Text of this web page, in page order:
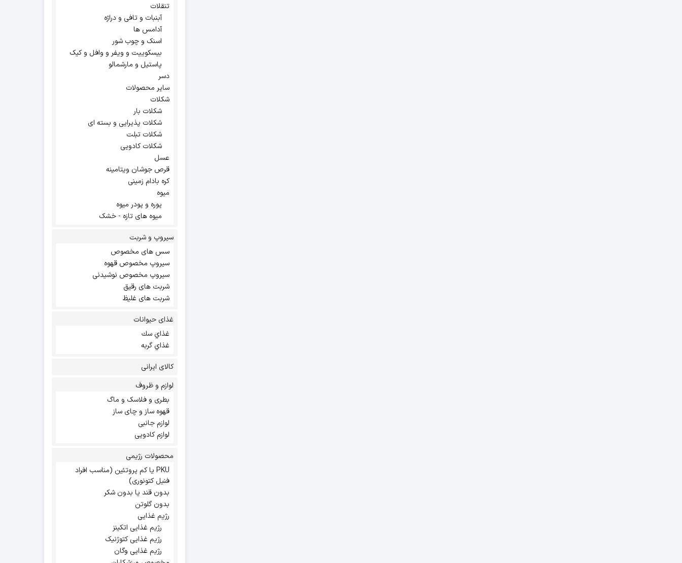
تنقلات
آبنبات و تافی و دراژه
آدامس ها
اسنک و چوب شور
بیسکوییت و ویفر و وافل و کیک
پاستیل و مارشمالو
دسر
سایر محصولات
شکلات
شکلات بار
شکلات پذیرایی و بسته ای
شکلات تبلت
شکلات کادویی
عسل
قرص جوشان ویتامینه
کره بادام زمینی
میوه
پوره و پودر میوه
میوه های تازه - خشک
سیروپ و شربت
سس های مخصوص
سیروپ مخصوص قهوه
سیروپ مخصوص نوشیدنی
شربت های رقیق
شربت های غلیظ
غذای حیوانات
غذاي سك
غذاي گربه
کالای ایرانی
لوازم و ظروف
بطری و فلاسک و ماگ
قهوه ساز و چای ساز
لوازم جانبی
لوازم کادویی
محصولات رژیمی
PKU یا کم پروتئین (مناسب افراد
فنیل کتونوری)
بدون قند یا بدون شکر
بدون گلوتن
رژیم غذایی
رژیم غذایی اتکینز
رژیم غذایی کتوژنیک
رژیم غذایی وگان